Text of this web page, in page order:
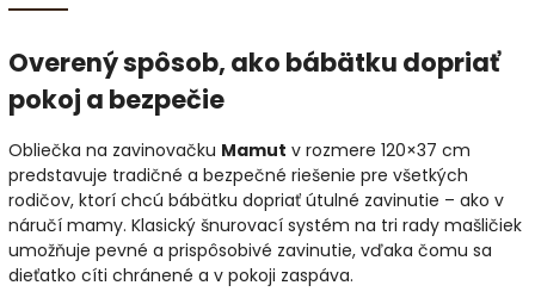
Overený spôsob, ako bábätku dopriať
pokoj a bezpečie
Obliečka na zavinovačku Mamut v rozmere 120×37 cm
predstavuje tradičné a bezpečné riešenie pre všetkých
rodičov, ktorí chcú bábätku dopriať útulné zavinutie – ako v
náručí mamy. Klasický šnurovací systém na tri rady mašličiek
umožňuje pevné a prispôsobivé zavinutie, vďaka čomu sa
dieťatko cíti chránené a v pokoji zaspáva.